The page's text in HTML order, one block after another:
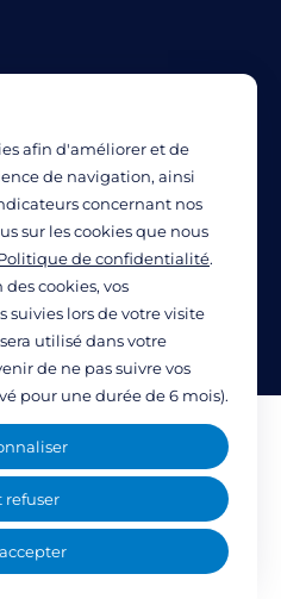
charge
YouTubeInstagram
accessible
afin d'améliorer et de
de navigation, ainsi
concernant nos
sur les cookies que nous
de confidentialité.
cookies, vos
suivies lors de votre visite
utilisé dans votre
de ne pas suivre vos
pour une durée de 6 mois).
refuser